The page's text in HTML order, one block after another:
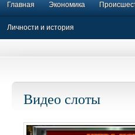
Главная Экономика
Личности и история
Видео слоты